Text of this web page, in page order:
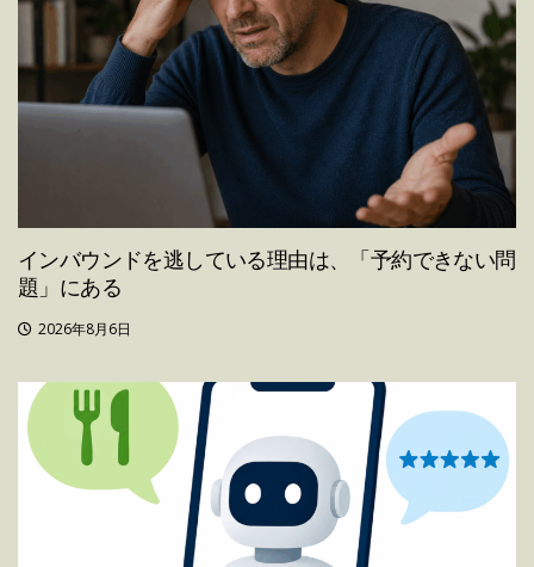
インバウンドを逃している理由は、「予約できない問
題」にある
2026年8月6日